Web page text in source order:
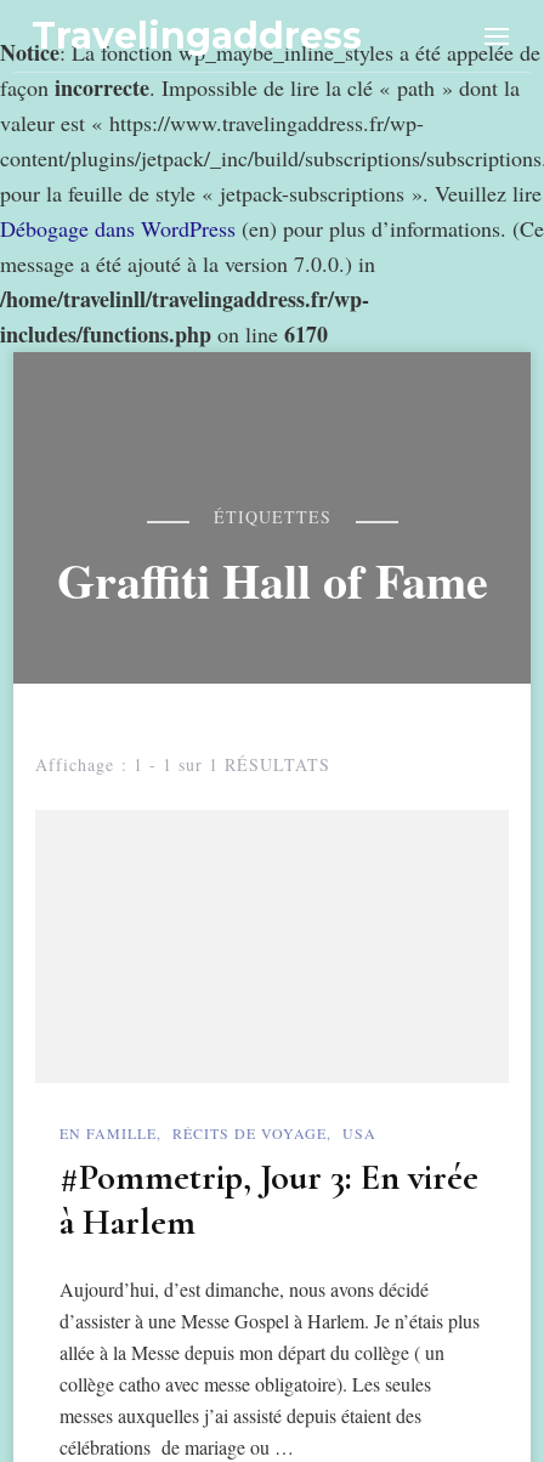
Notice: La fonction wp_maybe_inline_styles a été appelée de
façon incorrecte. Impossible de lire la clé « path » dont la
valeur est « https://www.travelingaddress.fr/wp-
content/plugins/jetpack/_inc/build/subscriptions/
pour la feuille de style « jetpack-subscriptions ». Veuillez lire
Débogage dans WordPress (en) pour plus d’informations. (Ce
message a été ajouté à la version 7.0.0.) in
/home/travelinll/travelingaddress.fr/wp-
includes/functions.php on line 6170
Travelingaddress
ÉTIQUETTES
Graffiti Hall of Fame
Affichage : 1 - 1 sur 1 RÉSULTATS
EN FAMILLE RÉCITS DE VOYAGE USA
#Pommetrip, Jour 3: En virée
à Harlem
Aujourd’hui, d’est dimanche, nous avons décidé
d’assister à une Messe Gospel à Harlem. Je n’étais plus
allée à la Messe depuis mon départ du collège ( un
collège catho avec messe obligatoire). Les seules
messes auxquelles j’ai assisté depuis étaient des
célébrations de mariage ou …